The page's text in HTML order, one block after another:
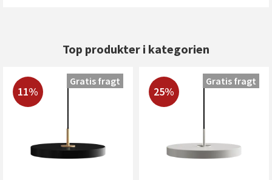
Top produkter i kategorien
11%
Gratis fragt
25%
Gratis fragt